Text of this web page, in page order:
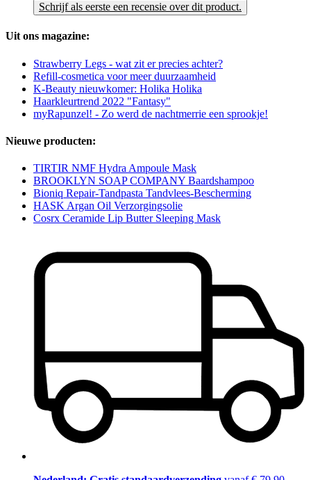
Schrijf als eerste een recensie over dit product.
Uit ons magazine:
Strawberry Legs - wat zit er precies achter?
Refill-cosmetica voor meer duurzaamheid
K-Beauty nieuwkomer: Holika Holika
Haarkleurtrend 2022 "Fantasy"
myRapunzel! - Zo werd de nachtmerrie een sprookje!
Nieuwe producten:
TIRTIR NMF Hydra Ampoule Mask
BROOKLYN SOAP COMPANY Baardshampoo
Bioniq Repair-Tandpasta Tandvlees-Bescherming
HASK Argan Oil Verzorgingsolie
Cosrx Ceramide Lip Butter Sleeping Mask